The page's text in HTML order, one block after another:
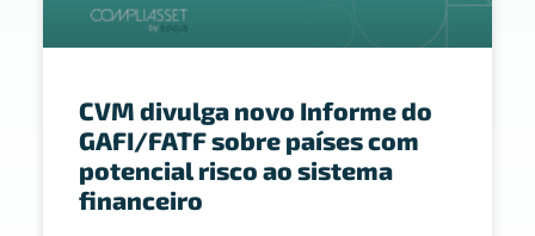
CVM divulga novo Informe do
GAFI/FATF sobre países com
potencial risco ao sistema
financeiro